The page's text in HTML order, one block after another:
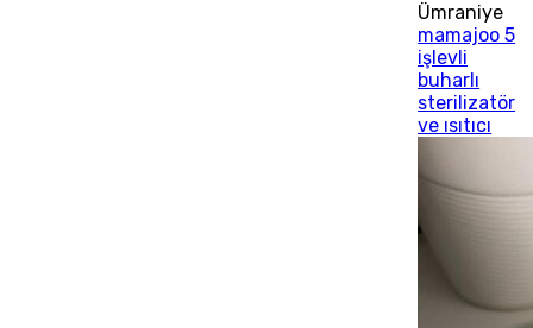
Ümraniye
mamajoo 5
işlevli
buharlı
sterilizatör
ve ısıtıcı